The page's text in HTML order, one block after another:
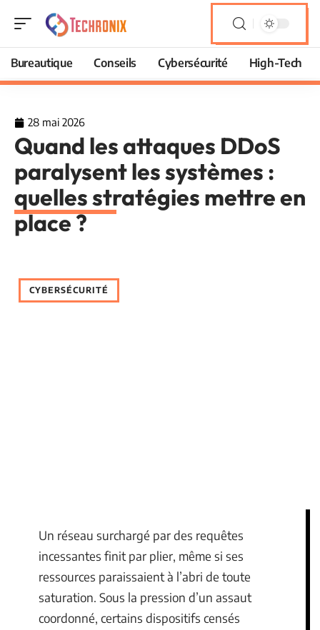
Bureautique Conseils Cybersécurité High-Tech
28 mai 2026
Quand les attaques DDoS
paralysent les systèmes :
quelles stratégies mettre en
place ?
CYBERSÉCURITÉ
Un réseau surchargé par des requêtes
incessantes finit par plier, même si ses
ressources paraissaient à l’abri de toute
saturation. Sous la pression d’un assaut
coordonné, certains dispositifs censés